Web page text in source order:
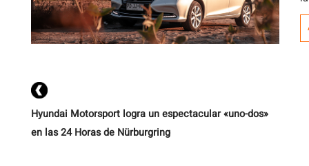
Hyundai Motorsport logra un espectacular «uno-dos»
en las 24 Horas de Nürburgring